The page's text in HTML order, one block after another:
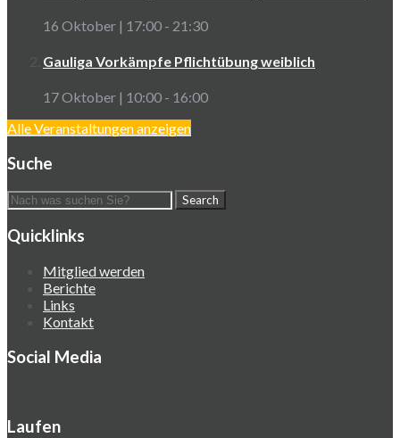
16 Oktober | 17:00 - 21:30
Gauliga Vorkämpfe Pflichtübung weiblich
17 Oktober | 10:00 - 16:00
Alle Veranstaltungen anzeigen
Suche
Quicklinks
Mitglied werden
Berichte
Links
Kontakt
Social Media
Laufen